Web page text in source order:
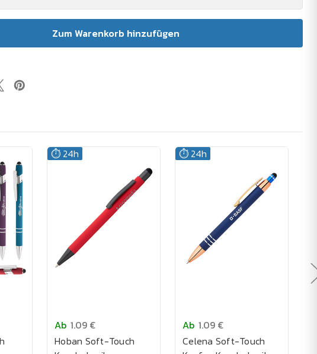
⏱️ 24h
Ab 1.09 €
Hoban Soft-Touch
⏱️ 24h
Ab 1.09 €
Celena Soft-Touch